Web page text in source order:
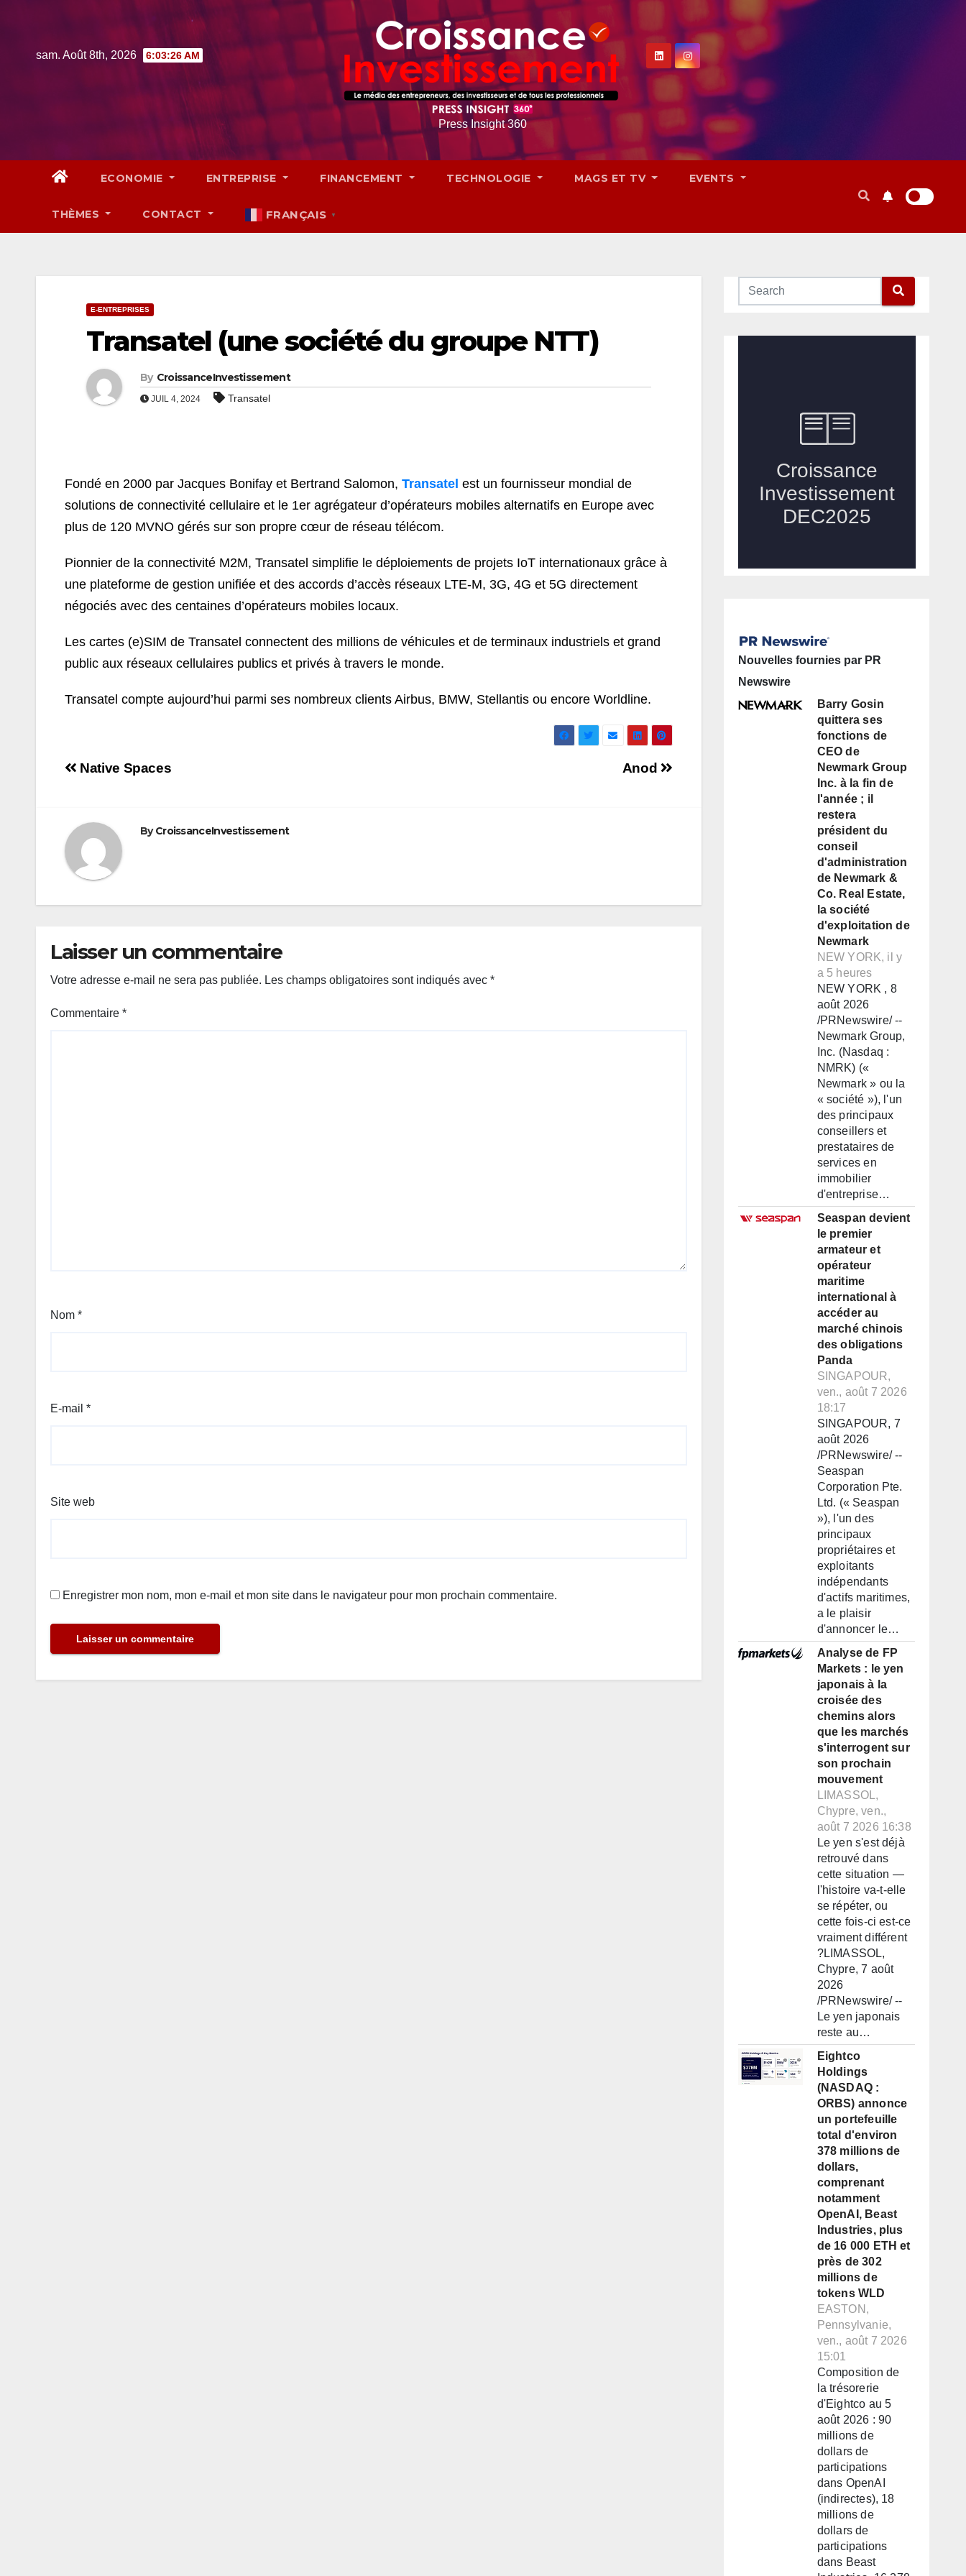
contentsam. Août 8th, 2026 6:03:27 AM
Press Insight 360
ECONOMIE ENTREPRISE FINANCEMENT TECHNOLOGIE MAGS ET TV EVENTS
THÈMES CONTACT FRANÇAIS ▼
E-ENTREPRISES
Transatel (une société du groupe NTT)
By CroissanceInvestissement
JUIL 4, 2024 Transatel
Fondé en 2000 par Jacques Bonifay et Bertrand Salomon, Transatel est un fournisseur mondial de
solutions de connectivité cellulaire et le 1er agrégateur d’opérateurs mobiles alternatifs en Europe avec
plus de 120 MVNO gérés sur son propre cœur de réseau télécom.
Pionnier de la connectivité M2M, Transatel simplifie le déploiements de projets IoT internationaux grâce à
une plateforme de gestion unifiée et des accords d’accès réseaux LTE-M, 3G, 4G et 5G directement
négociés avec des centaines d’opérateurs mobiles locaux.
Les cartes (e)SIM de Transatel connectent des millions de véhicules et de terminaux industriels et grand
public aux réseaux cellulaires publics et privés à travers le monde.
Transatel compte aujourd’hui parmi ses nombreux clients Airbus, BMW, Stellantis ou encore Worldline.
Navigation
l’article
Anod
Native Spaces
ByCroissanceInvestissement
Laisser un commentaire
Votre adresse e-mail ne sera pas publiée. Les champs obligatoires sont indiqués avec *
Commentaire *
Nom *
E-mail *
Site web
Enregistrer mon nom, mon e-mail et mon site dans le navigateur pour mon prochain commentaire.
Nouvelles fournies par PR
Newswire
Barry Gosin
quittera ses
fonctions de
CEO de
Newmark Group
Inc. à la fin de
l'année ; il
restera
président du
conseil
d'administration
de Newmark &
Co. Real Estate,
la société
d'exploitation de
Newmark
NEW YORK, il y
a 5 heures
NEW YORK , 8
août 2026
/PRNewswire/ --
Newmark Group,
Inc. (Nasdaq :
NMRK) («
Newmark » ou la
« société »), l'un
des principaux
conseillers et
prestataires de
services en
immobilier
d'entreprise…
Seaspan devient
le premier
armateur et
opérateur
maritime
international à
accéder au
marché chinois
des obligations
Panda
SINGAPOUR,
ven., août 7 2026
18:17
SINGAPOUR, 7
août 2026
/PRNewswire/ --
Seaspan
Corporation Pte.
Ltd. (« Seaspan
»), l'un des
principaux
propriétaires et
exploitants
indépendants
d'actifs maritimes,
a le plaisir
d'annoncer le…
Analyse de FP
Markets : le yen
japonais à la
croisée des
chemins alors
que les marchés
s'interrogent sur
son prochain
mouvement
LIMASSOL,
Chypre, ven.,
août 7 2026 16:38
Le yen s'est déjà
retrouvé dans
cette situation —
l'histoire va-t-elle
se répéter, ou
cette fois-ci est-ce
vraiment différent
?LIMASSOL,
Chypre, 7 août
2026
/PRNewswire/ --
Le yen japonais
reste au…
Eightco
Holdings
(NASDAQ :
ORBS) annonce
un portefeuille
total d'environ
378 millions de
dollars,
comprenant
notamment
OpenAI, Beast
Industries, plus
de 16 000 ETH et
près de 302
millions de
tokens WLD
EASTON,
Pennsylvanie,
ven., août 7 2026
15:01
Composition de
la trésorerie
d'Eightco au 5
août 2026 : 90
millions de
dollars de
participations
dans OpenAI
(indirectes), 18
millions de
dollars de
participations
dans Beast